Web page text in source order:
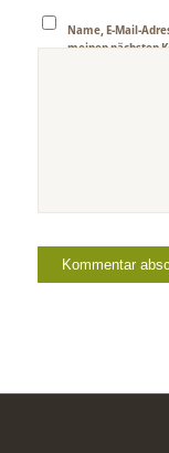
Name, E-Mail-
meinen nächsten